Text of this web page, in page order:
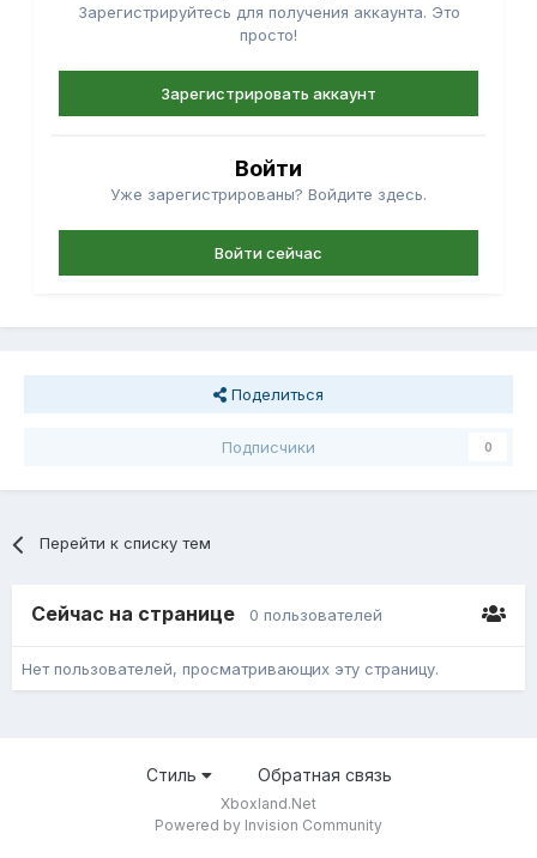
Зарегистрируйтесь для получения аккаунта. Это
просто!
Зарегистрировать аккаунт
Войти
Уже зарегистрированы? Войдите здесь.
Войти сейчас
Поделиться
Подписчики 0
Перейти к списку тем
Сейчас на странице 0 пользователей
Нет пользователей, просматривающих эту страницу.
Стиль Обратная связь
Xboxland.Net
Powered by Invision Community